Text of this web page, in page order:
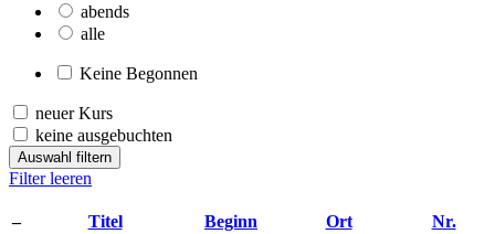
abends
alle
Keine Begonnen
neuer Kurs
keine ausgebuchten
Auswahl filtern
Filter leeren
– Titel Beginn Ort
Nr.